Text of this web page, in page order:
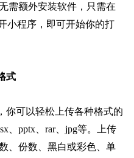
需额外安装软件，只需在
小程序，即可开始你的打
式
你可以轻松上传各种格式的
、pptx、rar、jpg等。上传
、份数、黑白或彩色、单